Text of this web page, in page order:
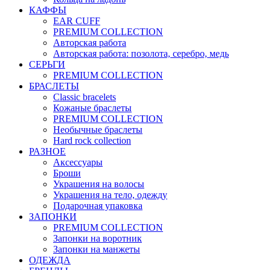
КАФФЫ
EAR CUFF
PREMIUM COLLECTION
Авторская работа
Авторская работа: позолота, серебро, медь
СЕРЬГИ
PREMIUM COLLECTION
БРАСЛЕТЫ
Classic bracelets
Кожаные браслеты
PREMIUM COLLECTION
Необычные браслеты
Hard rock collection
РАЗНОЕ
Аксессуары
Броши
Украшения на волосы
Украшения на тело, одежду
Подарочная упаковка
ЗАПОНКИ
PREMIUM COLLECTION
Запонки на воротник
Запонки на манжеты
ОДЕЖДА